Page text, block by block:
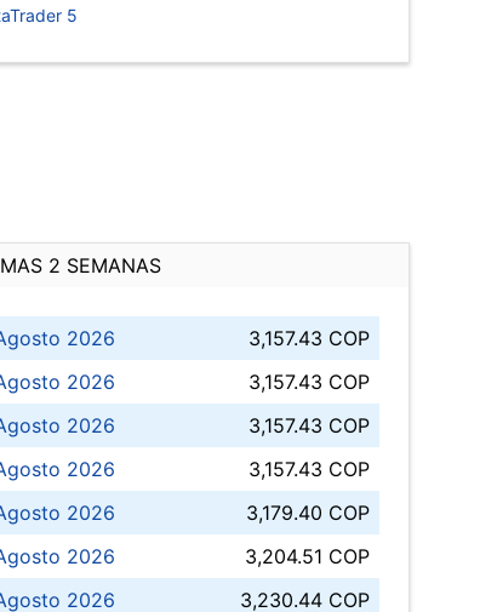
5
2 SEMANAS
2026
3,157.43 COP
2026
3,157.43 COP
2026
3,157.43 COP
2026
3,157.43 COP
2026
3,179.40 COP
2026
3,204.51 COP
2026
3,230.44 COP